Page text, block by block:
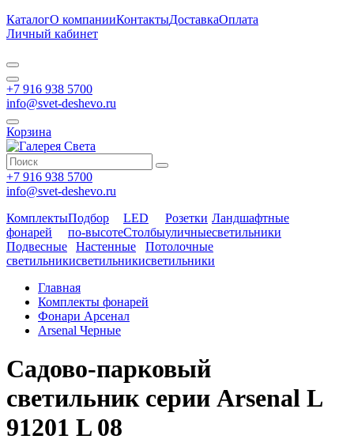
КаталогО компанииКонтактыДоставкаОплата
Личный кабинет
+7 916 938 5700
info@svet-deshevo.ru
Корзина
+7 916 938 5700
info@svet-deshevo.ru
Комплекты
фонарей
Подбор
по-высоте
LED
Столбы
Розетки
уличные
Ландшафтные
светильники
Подвесные
светильники
Настенные
светильники
Потолочные
светильники
Главная
Комплекты фонарей
Фонари Арсенал
Arsenal Черные
Садово-парковый
светильник серии Arsenal L
91201 L 08